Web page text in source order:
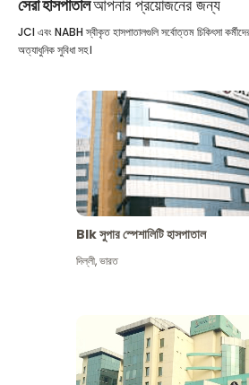
সেরা হাসপাতালআপনার প্রয়োজনের জন্য
JCI এবং NABH স্বীকৃত হাসপাতালগুলি সর্বোত্তম চিকিৎসা
অত্যাধুনিক সুবিধা সহ।
Blk সুপার স্পেশালিটি হাসপাতাল
দিল্লী,ভারত